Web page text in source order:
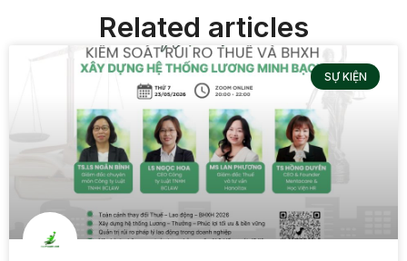
Related articles
SỰ KIỆN